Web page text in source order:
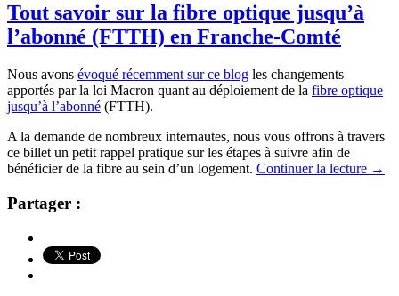
Tout savoir sur la fibre optique jusqu’à
l’abonné (FTTH) en Franche-Comté
Nous avons évoqué récemment sur ce blog les changements
apportés par la loi Macron quant au déploiement de la fibre optique
jusqu’à l’abonné (FTTH).
A la demande de nombreux internautes, nous vous offrons à travers
ce billet un petit rappel pratique sur les étapes à suivre afin de
bénéficier de la fibre au sein d’un logement. Continuer la lecture →
Partager :